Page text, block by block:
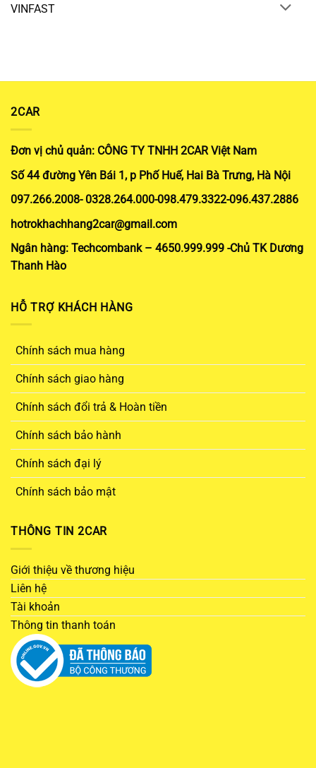
VINFAST
2CAR
Đơn vị chủ quản: CÔNG TY TNHH 2CAR Việt Nam
Số 44 đường Yên Bái 1, p Phố Huế, Hai Bà Trưng, Hà Nội
097.266.2008- 0328.264.000-098.479.3322-096.437.2886
hotrokhachhang2car@gmail.com
Ngân hàng: Techcombank – 4650.999.999 -Chủ TK Dương
Thanh Hào
HỖ TRỢ KHÁCH HÀNG
Chính sách mua hàng
Chính sách giao hàng
Chính sách đổi trả & Hoàn tiền
Chính sách bảo hành
Chính sách đại lý
Chính sách bảo mật
THÔNG TIN 2CAR
Giới thiệu về thương hiệu
Liên hệ
Tài khoản
Thông tin thanh toán